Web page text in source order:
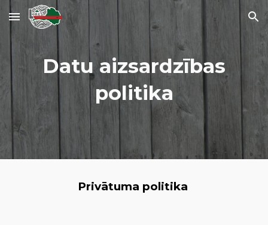
Skip to main content Skip to navigation
Datu aizsardzības
politika
Privātuma politika